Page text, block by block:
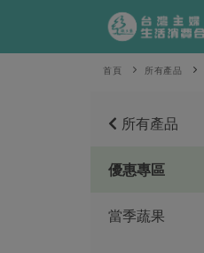
首頁 所有產品
所有產品
優惠專區
當季蔬果